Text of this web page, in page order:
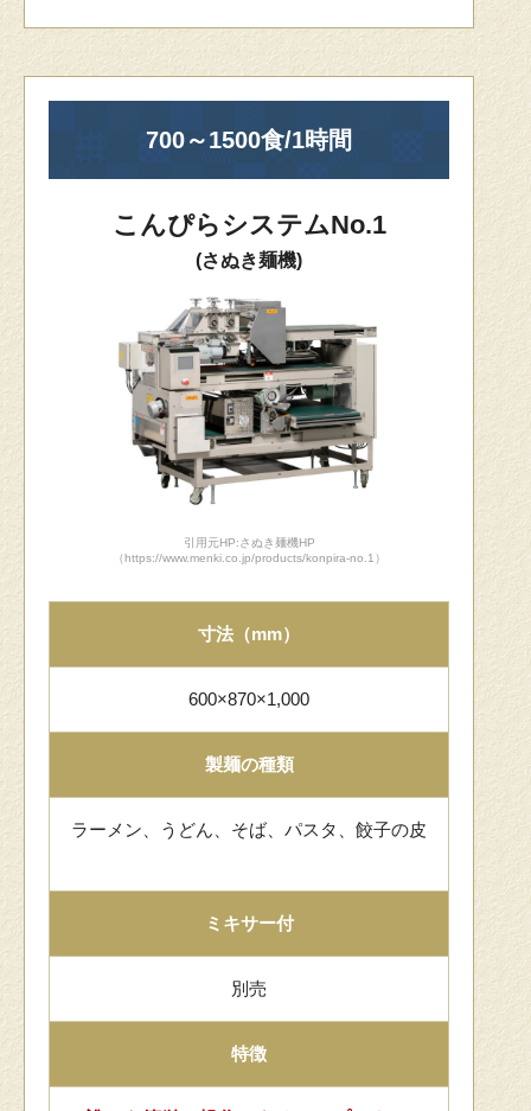
700～1500食/1時間
こんぴらシステムNo.1
(さぬき麺機)
引用元HP:さぬき麺機HP
（https://www.menki.co.jp/products/konpira-no.1）
寸法（mm）
600×870×1,000
製麺の種類
ラーメン、うどん、そば、パスタ、餃子の皮
ミキサー付
別売
特徴